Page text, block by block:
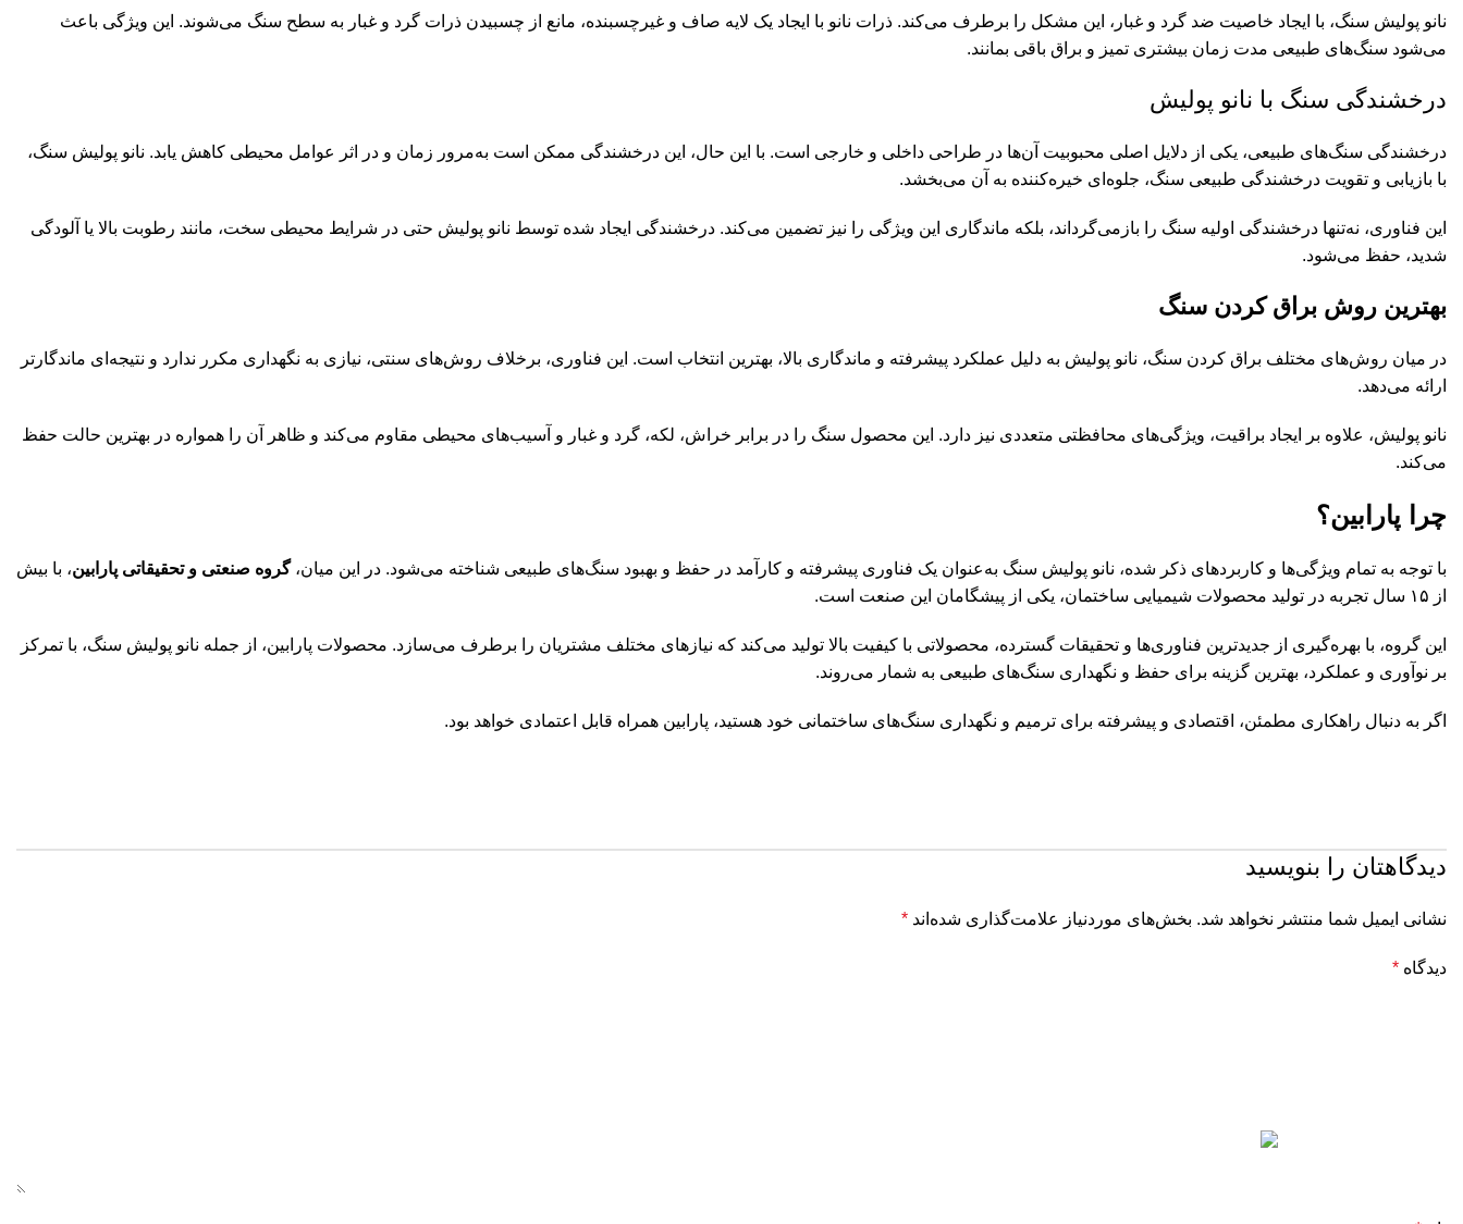
نانو پولیش سنگ، با ایجاد خاصیت ضد گرد و غبار، این مشکل را برطرف می‌کند. ذرات نانو با ایجاد یک لایه صاف و غیرچسبنده، مانع از چسبیدن ذرات گرد و غبار به سطح سنگ می‌شوند. این ویژگی باعث
می‌شود سنگ‌های طبیعی مدت زمان بیشتری تمیز و براق باقی بمانند.
درخشندگی سنگ با نانو پولیش
درخشندگی سنگ‌های طبیعی، یکی از دلایل اصلی محبوبیت آن‌ها در طراحی داخلی و خارجی است. با این حال، این درخشندگی ممکن است به‌مرور زمان و در اثر عوامل محیطی کاهش یابد. نانو پولیش سنگ،
با بازیابی و تقویت درخشندگی طبیعی سنگ، جلوه‌ای خیره‌کننده به آن می‌بخشد.
این فناوری، نه‌تنها درخشندگی اولیه سنگ را بازمی‌گرداند، بلکه ماندگاری این ویژگی را نیز تضمین می‌کند. درخشندگی ایجاد شده توسط نانو پولیش حتی در شرایط محیطی سخت، مانند رطوبت بالا یا آلودگی
شدید، حفظ می‌شود.
بهترین روش براق کردن سنگ
در میان روش‌های مختلف براق کردن سنگ، نانو پولیش به دلیل عملکرد پیشرفته و ماندگاری بالا، بهترین انتخاب است. این فناوری، برخلاف روش‌های سنتی، نیازی به نگهداری مکرر ندارد و نتیجه‌ای ماندگارتر
ارائه می‌دهد.
نانو پولیش، علاوه بر ایجاد براقیت، ویژگی‌های محافظتی متعددی نیز دارد. این محصول سنگ را در برابر خراش، لکه، گرد و غبار و آسیب‌های محیطی مقاوم می‌کند و ظاهر آن را همواره در بهترین حالت حفظ
می‌کند.
چرا پارابین؟
با توجه به تمام ویژگی‌ها و کاربردهای ذکر شده، نانو پولیش سنگ به‌عنوان یک فناوری پیشرفته و کارآمد در حفظ و بهبود سنگ‌های طبیعی شناخته می‌شود. در این میان،گروه صنعتی و تحقیقاتی پارابین، با بیش
از ۱۵ سال تجربه در تولید محصولات شیمیایی ساختمان، یکی از پیشگامان این صنعت است.
این گروه، با بهره‌گیری از جدیدترین فناوری‌ها و تحقیقات گسترده، محصولاتی با کیفیت بالا تولید می‌کند که نیازهای مختلف مشتریان را برطرف می‌سازد. محصولات پارابین، از جمله نانو پولیش سنگ، با تمرکز
بر نوآوری و عملکرد، بهترین گزینه برای حفظ و نگهداری سنگ‌های طبیعی به شمار می‌روند.
اگر به دنبال راهکاری مطمئن، اقتصادی و پیشرفته برای ترمیم و نگهداری سنگ‌های ساختمانی خود هستید، پارابین همراه قابل اعتمادی خواهد بود.
دیدگاهتان را بنویسید
نشانی ایمیل شما منتشر نخواهد شد. بخش‌های موردنیاز علامت‌گذاری شده‌اند *
دیدگاه *